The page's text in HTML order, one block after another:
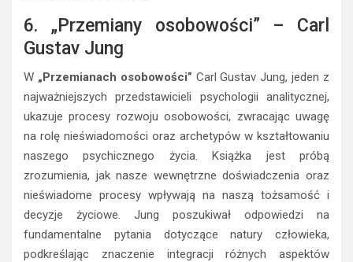
6. „Przemiany osobowości” – Carl
Gustav Jung
W „Przemianach osobowości” Carl Gustav Jung, jeden z
najważniejszych przedstawicieli psychologii analitycznej,
ukazuje procesy rozwoju osobowości, zwracając uwagę
na rolę nieświadomości oraz archetypów w kształtowaniu
naszego psychicznego życia. Książka jest próbą
zrozumienia, jak nasze wewnętrzne doświadczenia oraz
nieświadome procesy wpływają na naszą tożsamość i
decyzje życiowe. Jung poszukiwał odpowiedzi na
fundamentalne pytania dotyczące natury człowieka,
podkreślając znaczenie integracji różnych aspektów